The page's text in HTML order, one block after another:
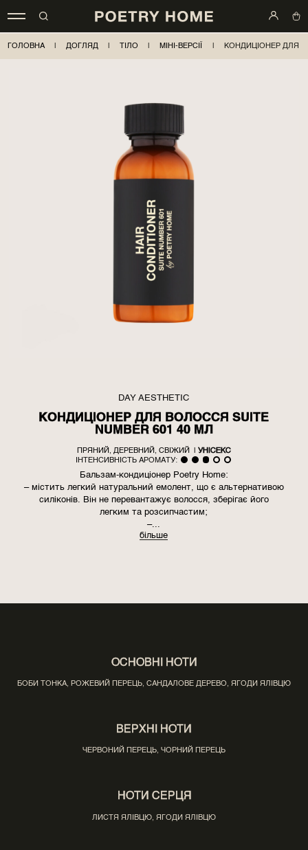
ГОЛОВНА ДОГЛЯД ТІЛО МІНІ-ВЕРСІЇ КОНДИЦІОНЕР ДЛЯ
DAY AESTHETIC
КОНДИЦІОНЕР ДЛЯ ВОЛОССЯ SUITE
NUMBER 601 40 МЛ
ПРЯНИЙ, ДЕРЕВНИЙ, СВІЖИЙ
УНІСЕКС
ІНТЕНСИВНІСТЬ АРОМАТУ:
Бальзам-кондиціонер Poetry Home:
– містить легкий натуральний емолент, що є альтернативою
силіконів. Він не перевантажує волосся, зберігає його
легким та розсипчастим;
–...
більше
ОСНОВНІ НОТИ
БОБИ ТОНКА, РОЖЕВИЙ ПЕРЕЦЬ, САНДАЛОВЕ ДЕРЕВО, ЯГОДИ ЯЛІВЦЮ
ВЕРХНІ НОТИ
ЧЕРВОНИЙ ПЕРЕЦЬ, ЧОРНИЙ ПЕРЕЦЬ
НОТИ СЕРЦЯ
ЛИСТЯ ЯЛІВЦЮ, ЯГОДИ ЯЛІВЦЮ